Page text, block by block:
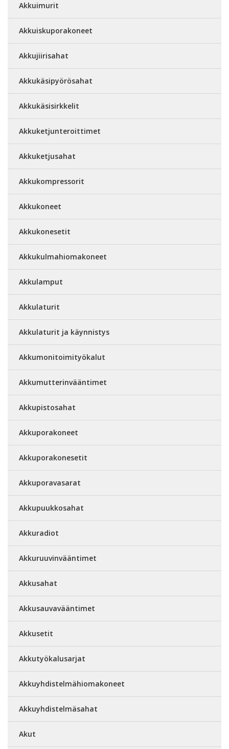
Akkuimurit
Akkuiskuporakoneet
Akkujiirisahat
Akkukäsipyörösahat
Akkukäsisirkkelit
Akkuketjunteroittimet
Akkuketjusahat
Akkukompressorit
Akkukoneet
Akkukonesetit
Akkukulmahiomakoneet
Akkulamput
Akkulaturit
Akkulaturit ja käynnistys
Akkumonitoimityökalut
Akkumutterinvääntimet
Akkupistosahat
Akkuporakoneet
Akkuporakonesetit
Akkuporavasarat
Akkupuukkosahat
Akkuradiot
Akkuruuvinvääntimet
Akkusahat
Akkusauvavääntimet
Akkusetit
Akkutyökalusarjat
Akkuyhdistelmähiomakoneet
Akkuyhdistelmäsahat
Akut